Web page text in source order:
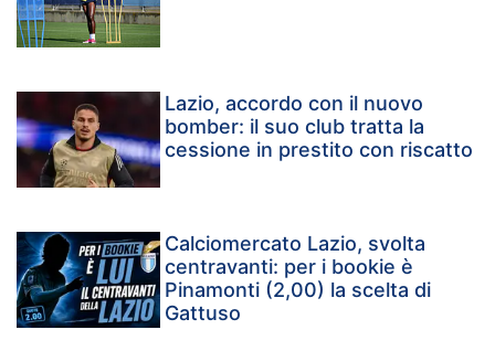
Lazio, accordo con il nuovo
bomber: il suo club tratta la
cessione in prestito con riscatto
Calciomercato Lazio, svolta
centravanti: per i bookie è
Pinamonti (2,00) la scelta di
Gattuso